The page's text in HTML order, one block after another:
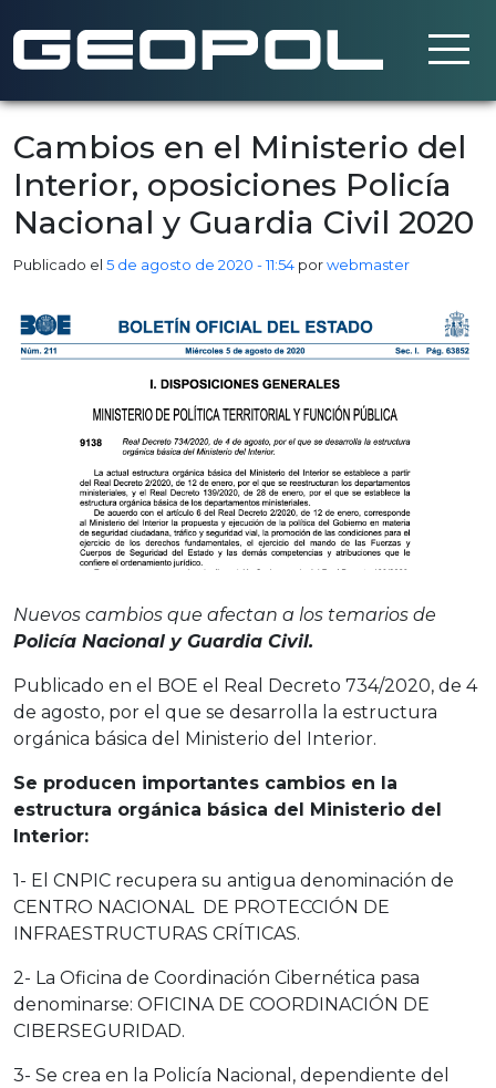
Saltar al contenido principal
Cambios en el Ministerio del
Interior, oposiciones Policía
Nacional y Guardia Civil 2020
Publicado el 5 de agosto de 2020 - 11:54 porwebmaster
Nuevos cambios que afectan a los temarios de
Policía Nacional y Guardia Civil.
Publicado en el BOE el Real Decreto 734/2020, de 4
de agosto, por el que se desarrolla la estructura
orgánica básica del Ministerio del Interior.
Se producen importantes cambios en la
estructura orgánica básica del Ministerio del
Interior:
1- El CNPIC recupera su antigua denominación de
CENTRO NACIONAL DE PROTECCIÓN DE
INFRAESTRUCTURAS CRÍTICAS.
2- La Oficina de Coordinación Cibernética pasa
denominarse: OFICINA DE COORDINACIÓN DE
CIBERSEGURIDAD.
3- Se crea en la Policía Nacional, dependiente del